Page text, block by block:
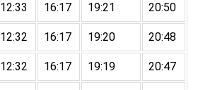
12:33 16:17 19:21 20:50
12:32 16:17 19:20 20:48
12:32 16:17 19:19 20:47